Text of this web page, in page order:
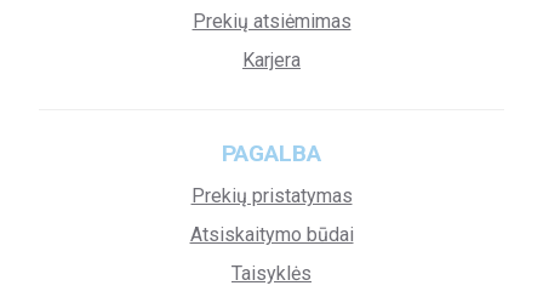
Prekių atsiėmimas
Karjera
PAGALBA
Prekių pristatymas
Atsiskaitymo būdai
Taisyklės